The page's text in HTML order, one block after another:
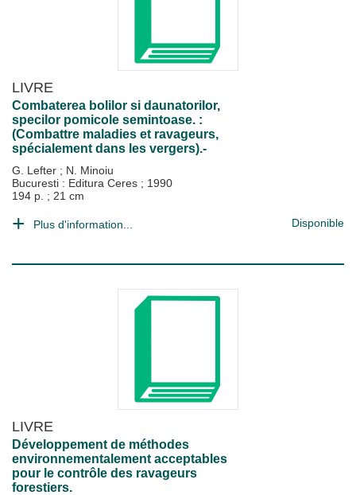
LIVRE
Combaterea bolilor si daunatorilor,
specilor pomicole semintoase. :
(Combattre maladies et ravageurs,
spécialement dans les vergers).-
G. Lefter ; N. Minoiu
Bucuresti : Editura Ceres ; 1990
194 p. ; 21 cm
Plus d'information... Disponible
LIVRE
Développement de méthodes
environnementalement acceptables
pour le contrôle des ravageurs
forestiers.